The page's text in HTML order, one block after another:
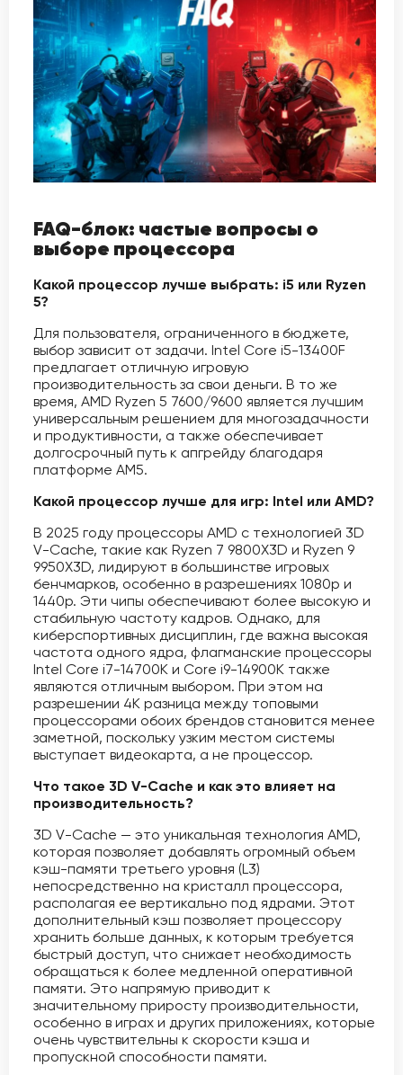
FAQ-блок: частые вопросы о
выборе процессора
Какой процессор лучше выбрать: i5 или Ryzen
5?
Для пользователя, ограниченного в бюджете,
выбор зависит от задачи. Intel Core i5-13400F
предлагает отличную игровую
производительность за свои деньги. В то же
время, AMD Ryzen 5 7600/9600 является лучшим
универсальным решением для многозадачности
и продуктивности, а также обеспечивает
долгосрочный путь к апгрейду благодаря
платформе AM5.
Какой процессор лучше для игр: Intel или AMD?
В 2025 году процессоры AMD с технологией 3D
V-Cache, такие как Ryzen 7 9800X3D и Ryzen 9
9950X3D, лидируют в большинстве игровых
бенчмарков, особенно в разрешениях 1080p и
1440p. Эти чипы обеспечивают более высокую и
стабильную частоту кадров. Однако, для
киберспортивных дисциплин, где важна высокая
частота одного ядра, флагманские процессоры
Intel Core i7-14700K и Core i9-14900K также
являются отличным выбором. При этом на
разрешении 4K разница между топовыми
процессорами обоих брендов становится менее
заметной, поскольку узким местом системы
выступает видеокарта, а не процессор.
Что такое 3D V-Cache и как это влияет на
производительность?
3D V-Cache — это уникальная технология AMD,
которая позволяет добавлять огромный объем
кэш-памяти третьего уровня (L3)
непосредственно на кристалл процессора,
располагая ее вертикально под ядрами. Этот
дополнительный кэш позволяет процессору
хранить больше данных, к которым требуется
быстрый доступ, что снижает необходимость
обращаться к более медленной оперативной
памяти. Это напрямую приводит к
значительному приросту производительности,
особенно в играх и других приложениях, которые
очень чувствительны к скорости кэша и
пропускной способности памяти.